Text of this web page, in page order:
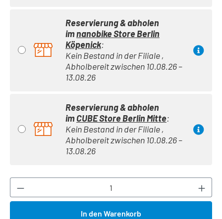
Reservierung & abholen
imnanobike Store Berlin
Köpenick:
Kein Bestand in der Filiale ,
Abholbereit zwischen 10.08.26 –
13.08.26
Reservierung & abholen
imCUBE Store Berlin Mitte:
Kein Bestand in der Filiale ,
Abholbereit zwischen 10.08.26 –
13.08.26
Produkt Anzahl: Gib den gewünschten
In den Warenkorb